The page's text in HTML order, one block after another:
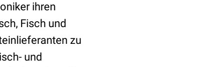
ihren
Fisch und
zu
und